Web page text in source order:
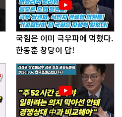
국힘은 이미 극우파에 먹혔다.
한동훈 창당이 답!